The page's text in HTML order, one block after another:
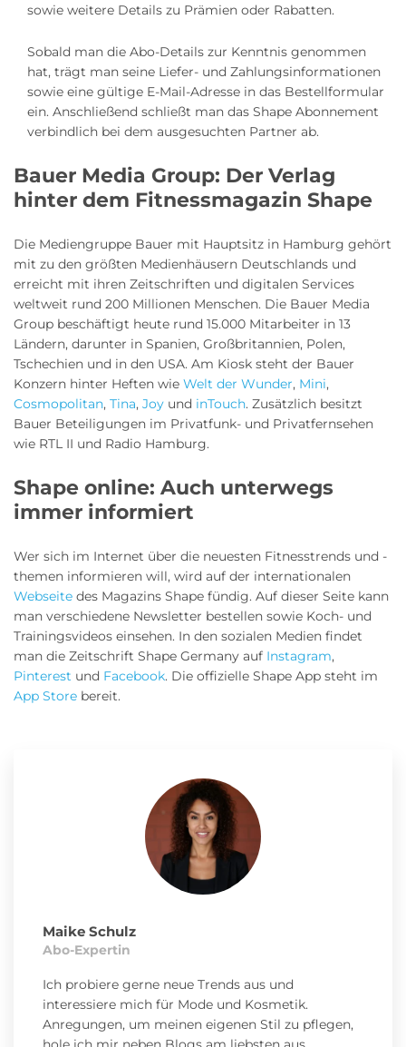
Maike Schulz
Abo-Expertin
Ich probiere gerne neue Trends aus und
interessiere mich für Mode und Kosmetik.
Anregungen, um meinen eigenen Stil zu pflegen,
sowie weitere Details zu Prämien oder Rabatten.
Sobald man die Abo-Details zur Kenntnis genommen
hat, trägt man seine Liefer- und Zahlungsinformationen
sowie eine gültige E-Mail-Adresse in das Bestellformular
ein. Anschließend schließt man das Shape Abonnement
verbindlich bei dem ausgesuchten Partner ab.
Bauer Media Group: Der Verlag
hinter dem Fitnessmagazin Shape
Die Mediengruppe Bauer mit Hauptsitz in Hamburg gehört
mit zu den größten Medienhäusern Deutschlands und
erreicht mit ihren Zeitschriften und digitalen Services
weltweit rund 200 Millionen Menschen. Die Bauer Media
Group beschäftigt heute rund 15.000 Mitarbeiter in 13
Ländern, darunter in Spanien, Großbritannien, Polen,
Tschechien und in den USA. Am Kiosk steht der Bauer
Konzern hinter Heften wie Welt der Wunder, Mini,
Cosmopolitan, Tina, Joy und inTouch. Zusätzlich besitzt
Bauer Beteiligungen im Privatfunk- und Privatfernsehen
wie RTL II und Radio Hamburg.
Shape online: Auch unterwegs
immer informiert
Wer sich im Internet über die neuesten Fitnesstrends und -
themen informieren will, wird auf der internationalen
Webseite des Magazins Shape fündig. Auf dieser Seite kann
man verschiedene Newsletter bestellen sowie Koch- und
Trainingsvideos einsehen. In den sozialen Medien findet
man die Zeitschrift Shape Germany auf Instagram,
Pinterest und Facebook. Die offizielle Shape App steht im
App Store bereit.